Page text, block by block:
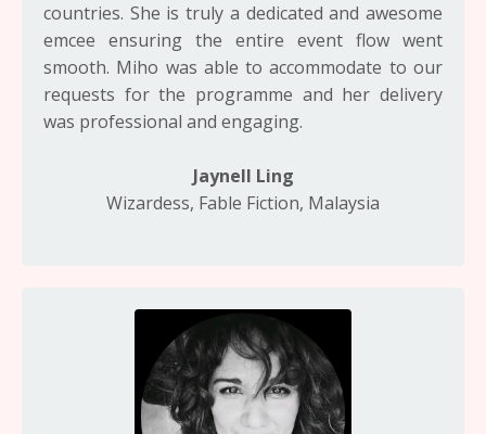
countries. She is truly a dedicated and awesome
emcee ensuring the entire event flow went
smooth. Miho was able to accommodate to our
requests for the programme and her delivery
was professional and engaging.
Jaynell Ling
Wizardess, Fable Fiction, Malaysia